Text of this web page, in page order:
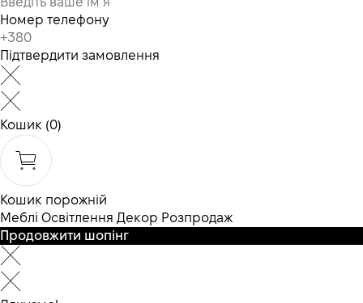
Номер телефону
Підтвердити замовлення
Кошик (0)
Кошик порожній
Меблі Освітлення Декор Розпродаж
Продовжити шопінг